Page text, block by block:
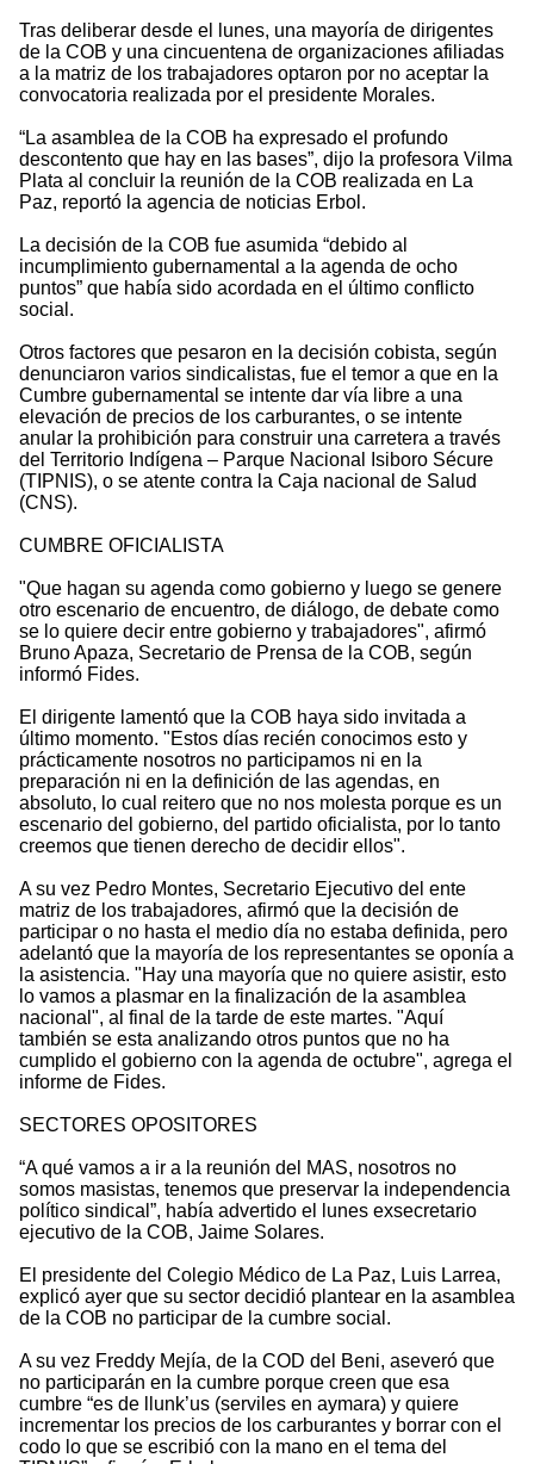
Tras deliberar desde el lunes, una mayoría de dirigentes
de la COB y una cincuentena de organizaciones afiliadas
a la matriz de los trabajadores optaron por no aceptar la
convocatoria realizada por el presidente Morales.
“La asamblea de la COB ha expresado el profundo
descontento que hay en las bases”, dijo la profesora Vilma
Plata al concluir la reunión de la COB realizada en La
Paz, reportó la agencia de noticias Erbol.
La decisión de la COB fue asumida “debido al
incumplimiento gubernamental a la agenda de ocho
puntos” que había sido acordada en el último conflicto
social.
Otros factores que pesaron en la decisión cobista, según
denunciaron varios sindicalistas, fue el temor a que en la
Cumbre gubernamental se intente dar vía libre a una
elevación de precios de los carburantes, o se intente
anular la prohibición para construir una carretera a través
del Territorio Indígena – Parque Nacional Isiboro Sécure
(TIPNIS), o se atente contra la Caja nacional de Salud
(CNS).
CUMBRE OFICIALISTA
"Que hagan su agenda como gobierno y luego se genere
otro escenario de encuentro, de diálogo, de debate como
se lo quiere decir entre gobierno y trabajadores", afirmó
Bruno Apaza, Secretario de Prensa de la COB, según
informó Fides.
El dirigente lamentó que la COB haya sido invitada a
último momento. "Estos días recién conocimos esto y
prácticamente nosotros no participamos ni en la
preparación ni en la definición de las agendas, en
absoluto, lo cual reitero que no nos molesta porque es un
escenario del gobierno, del partido oficialista, por lo tanto
creemos que tienen derecho de decidir ellos".
A su vez Pedro Montes, Secretario Ejecutivo del ente
matriz de los trabajadores, afirmó que la decisión de
participar o no hasta el medio día no estaba definida, pero
adelantó que la mayoría de los representantes se oponía a
la asistencia. "Hay una mayoría que no quiere asistir, esto
lo vamos a plasmar en la finalización de la asamblea
nacional", al final de la tarde de este martes. "Aquí
también se esta analizando otros puntos que no ha
cumplido el gobierno con la agenda de octubre", agrega el
informe de Fides.
SECTORES OPOSITORES
“A qué vamos a ir a la reunión del MAS, nosotros no
somos masistas, tenemos que preservar la independencia
político sindical”, había advertido el lunes exsecretario
ejecutivo de la COB, Jaime Solares.
El presidente del Colegio Médico de La Paz, Luis Larrea,
explicó ayer que su sector decidió plantear en la asamblea
de la COB no participar de la cumbre social.
A su vez Freddy Mejía, de la COD del Beni, aseveró que
no participarán en la cumbre porque creen que esa
cumbre “es de llunk’us (serviles en aymara) y quiere
incrementar los precios de los carburantes y borrar con el
codo lo que se escribió con la mano en el tema del